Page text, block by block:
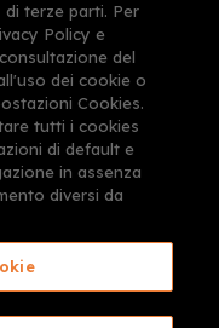
di terze parti. Per
Policy e
del
dei cookie o
Cookies.
tutti i cookies
di default e
in assenza
diversi da